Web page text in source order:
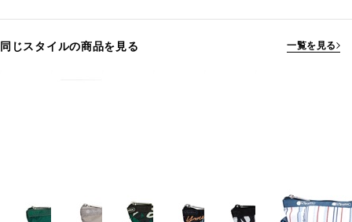
同じスタイルの商品を見る 一覧を見る